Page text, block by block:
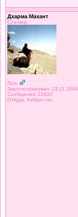
Дхарма Махант
Сталкер.
Пол:
Зарегистрирован: 23.11.2006
Сообщения: 22632
Откуда: Кобристан.